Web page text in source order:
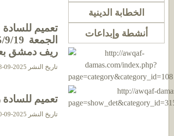
تعميم للسادة
ريف دمشق
تاريخ النشر 2025-09-18 الساعة 21:10:11
تعميم
تاريخ النشر 2025-09-10 الساعة 20:49:27
الخطابة الدينية
أنشطة وإبداعات